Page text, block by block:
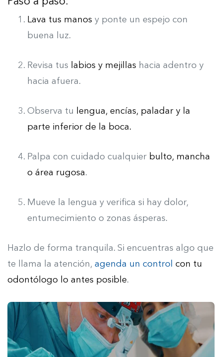
Lava tus manos y ponte un espejo con
buena luz.
Revisa tus labios y mejillas hacia adentro y
hacia afuera.
Observa tu lengua, encías, paladar y la
parte inferior de la boca.
Palpa con cuidado cualquier bulto, mancha
o área rugosa.
Mueve la lengua y verifica si hay dolor,
entumecimiento o zonas ásperas.
Hazlo de forma tranquila. Si encuentras algo que
te llama la atención, agenda un control con tu
odontólogo lo antes posible.